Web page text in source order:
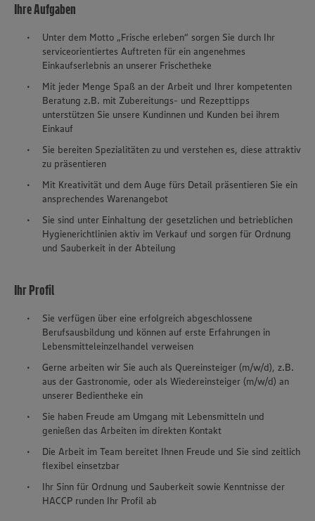
Ihre Aufgaben
Unter dem Motto „Frische erleben“ sorgen Sie durch Ihr
serviceorientiertes Auftreten für ein angenehmes
Einkaufserlebnis an unserer Frischetheke
Mit jeder Menge Spaß an der Arbeit und Ihrer kompetenten
Beratung z.B. mit Zubereitungs- und Rezepttipps
unterstützen Sie unsere Kundinnen und Kunden bei ihrem
Einkauf
Sie bereiten Spezialitäten zu und verstehen es, diese attraktiv
zu präsentieren
Mit Kreativität und dem Auge fürs Detail präsentieren Sie ein
ansprechendes Warenangebot
Sie sind unter Einhaltung der gesetzlichen und betrieblichen
Hygienerichtlinien aktiv im Verkauf und sorgen für Ordnung
und Sauberkeit in der Abteilung
Ihr Profil
Sie verfügen über eine erfolgreich abgeschlossene
Berufsausbildung und können auf erste Erfahrungen in
Lebensmitteleinzelhandel verweisen
Gerne arbeiten wir Sie auch als Quereinsteiger (m/w/d), z.B.
aus der Gastronomie, oder als Wiedereinsteiger (m/w/d) an
unserer Bedientheke ein
Sie haben Freude am Umgang mit Lebensmitteln und
genießen das Arbeiten im direkten Kontakt
Die Arbeit im Team bereitet Ihnen Freude und Sie sind zeitlich
flexibel einsetzbar
Ihr Sinn für Ordnung und Sauberkeit sowie Kenntnisse der
HACCP runden Ihr Profil ab